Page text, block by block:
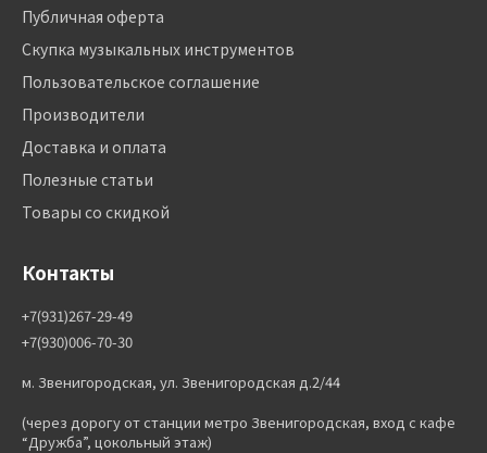
Публичная оферта
Скупка музыкальных инструментов
Пользовательское соглашение
Производители
Доставка и оплата
Полезные статьи
Товары со скидкой
Контакты
+7(931)267-29-49
+7(930)006-70-30
м. Звенигородская, ул. Звенигородская д.2/44
(через дорогу от станции метро Звенигородская, вход с кафе
“Дружба”, цокольный этаж)